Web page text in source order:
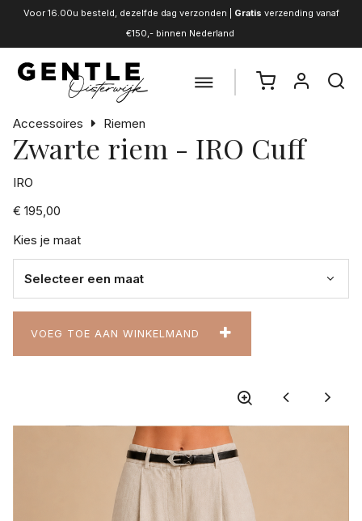
Voor 16.00u besteld, dezelfde dag verzonden | Gratis verzending vanaf
€150,- binnen Nederland
Accessoires Riemen
Zwarte riem - IRO Cuff
IRO
€ 195,00
Kies je maat
VOEG TOE AAN WINKELMAND